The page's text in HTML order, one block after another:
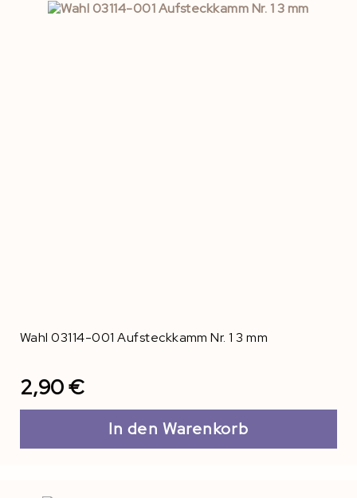
Wahl 03114-001 Aufsteckkamm Nr. 1 3 mm
2,90 €
In den Warenkorb